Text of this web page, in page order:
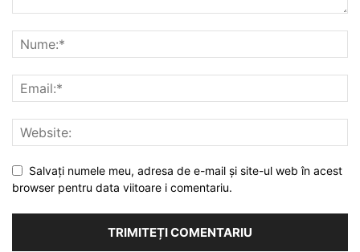
Salvați numele meu, adresa de e-mail și site-ul web în acest
browser pentru data viitoare i comentariu.